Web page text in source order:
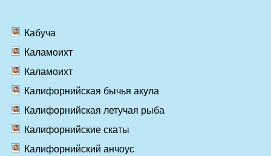
Кабуча
Каламоихт
Каламоихт
Калифорнийская бычья акула
Калифорнийская летучая рыба
Калифорнийские скаты
Калифорнийский анчоус